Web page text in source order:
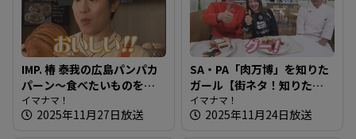
IMP. 椿 泰我の広島パンパカ
パーン～食べたいものを追
求！約70種のパンが並ぶ店
イマナマ！
2025年11月27日放送
SA・PA「肉万博」を知りた
ガール【街ネタ！知りたガ
ール】
イマナマ！
2025年11月24日放送